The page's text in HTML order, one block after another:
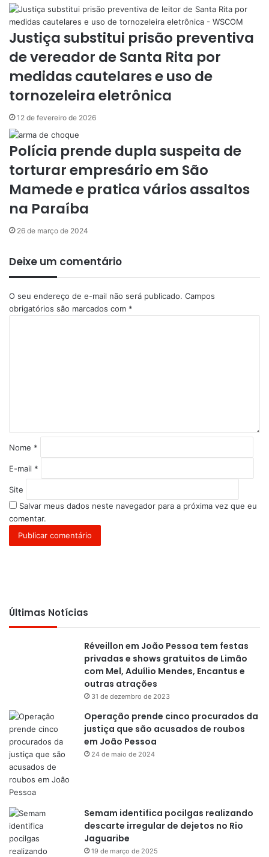
Justiça substitui prisão preventiva
de vereador de Santa Rita por
medidas cautelares e uso de
tornozeleira eletrônica
12 de fevereiro de 2026
Polícia prende dupla suspeita de
torturar empresário em São
Mamede e pratica vários assaltos
na Paraíba
26 de março de 2024
Deixe um comentário
O seu endereço de e-mail não será publicado. Campos
obrigatórios são marcados com *
o
*
Nome *
E-mail *
Site
Salvar meus dados neste navegador para a próxima vez que eu
comentar.
Últimas Notícias
Réveillon em João Pessoa tem festas
privadas e shows gratuitos de Limão
com Mel, Aduílio Mendes, Encantus e
outras atrações
31 de dezembro de 2023
Operação prende cinco procurados da
justiça que são acusados de roubos
em João Pessoa
24 de maio de 2024
Semam identifica pocilgas realizando
descarte irregular de dejetos no Rio
Jaguaribe
19 de março de 2025